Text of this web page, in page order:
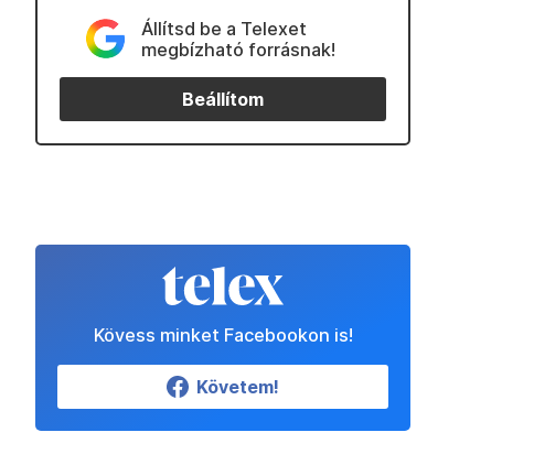
Állítsd be a Telexet
megbízható forrásnak!
Beállítom
Kövess minket Facebookon is!
Követem!